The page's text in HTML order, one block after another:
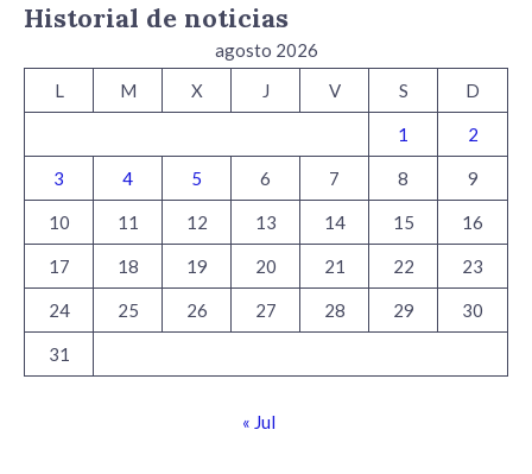
Historial de noticias
agosto 2026
L
M X J V S D
1 2
3 4 5 6 7 8 9
10 11 12 13 14 15 16
17 18 19 20 21 22 23
24 25 26 27 28 29 30
31
« Jul